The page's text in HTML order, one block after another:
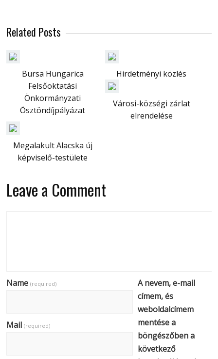
Related Posts
Bursa Hungarica
Felsőoktatási
Önkormányzati
Ösztöndíjpályázat
Hirdetményi közlés
Városi-községi zárlat
elrendelése
Megalakult Alacska új
képviselő-testülete
Leave a Comment
Name(required)
Mail(required)
A nevem, e-mail
címem, és
weboldalcímem
mentése a
böngészőben a
következő